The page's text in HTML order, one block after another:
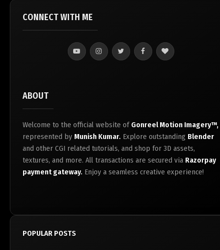
CONNECT WITH ME
ABOUT
Welcome to the official website of Gonreel Motion Imagery™,
represented by Munish Kumar. Explore outstanding Blender
and other CGI related tutorials, and shop for 3D assets,
textures, and more. All transactions are secured via Razorpay
payment gateway. Enjoy a seamless creative experience!
POPULAR POSTS